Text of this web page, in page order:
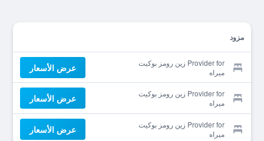
مزود
Provider for زين رومز بوكيت
ميراه
عرض الأسعار
Provider for زين رومز بوكيت
ميراه
عرض الأسعار
Provider for زين رومز بوكيت
ميراه
عرض الأسعار